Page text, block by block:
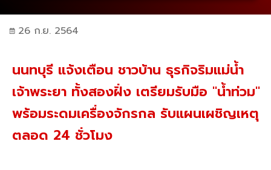
26 ก.ย. 2564
นนทบุรี แจ้งเตือน ชาวบ้าน ธุรกิจริมแม่น้ำ
เจ้าพระยา ทั้งสองฝั่ง เตรียมรับมือ "น้ำท่วม"
พร้อมระดมเครื่องจักรกล รับแผนเผชิญเหตุ
ตลอด 24 ชั่วโมง